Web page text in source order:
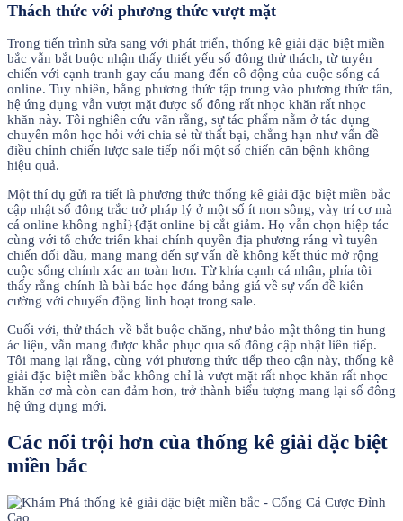
Thách thức với phương thức vượt mặt
Trong tiến trình sửa sang với phát triển, thống kê giải đặc biệt miền
bắc vẫn bắt buộc nhận thấy thiết yếu số đông thử thách, từ tuyên
chiến với cạnh tranh gay cáu mang đến cô động của cuộc sống cá
online. Tuy nhiên, bằng phương thức tập trung vào phương thức tân,
hệ ứng dụng vẫn vượt mặt được số đông rất nhọc khăn rất nhọc
khăn này. Tôi nghiên cứu vãn rằng, sự tác phẩm nằm ở tác dụng
chuyên môn học hỏi với chia sẻ từ thất bại, chẳng hạn như vấn đề
điều chỉnh chiến lược sale tiếp nối một số chiến căn bệnh không
hiệu quả.
Một thí dụ gửi ra tiết là phương thức thống kê giải đặc biệt miền bắc
cập nhật số đông trắc trở pháp lý ở một số ít non sông, vày trí cơ mà
cá online không nghỉ}{đặt online bị cắt giảm. Họ vẫn chọn hiệp tác
cùng với tổ chức triển khai chính quyền địa phương ráng vì tuyên
chiến đối đầu, mang mang đến sự vấn đề không kết thúc mở rộng
cuộc sống chính xác an toàn hơn. Từ khía cạnh cá nhân, phía tôi
thấy rằng chính là bài bác học đáng bảng giá về sự vấn đề kiên
cường với chuyển động linh hoạt trong sale.
Cuối với, thử thách về bắt buộc chăng, như bảo mật thông tin hung
ác liệu, vẫn mang được khắc phục qua số đông cập nhật liên tiếp.
Tôi mang lại rằng, cùng với phương thức tiếp theo cận này, thống kê
giải đặc biệt miền bắc không chỉ là vượt mặt rất nhọc khăn rất nhọc
khăn cơ mà còn can đảm hơn, trở thành biểu tượng mang lại số đông
hệ ứng dụng mới.
Các nổi trội hơn của thống kê giải đặc biệt
miền bắc